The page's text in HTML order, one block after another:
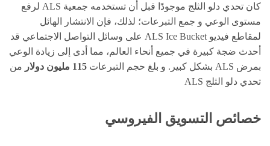
كان تحدي دلو الثلج موجودًا قبل أن تستخدمه جمعية ALS لرفع
مستوى الوعي و جمع التبرعات؛ لذلك، فإن الانتشار الهائل
لمقاطع فيديو ALS Ice Bucket على وسائل التواصل الاجتماعي قد
أحدث ضجة كبيرة في جميع أنحاء العالم، مما أدى إلى زيادة الوعي
بمرض ALS ​​بشكل كبير. و بلغ حجم التبرعات
115 مليون دولار
من
تحدي دلو الثلج ALS
خصائص التسويق الفيروسي